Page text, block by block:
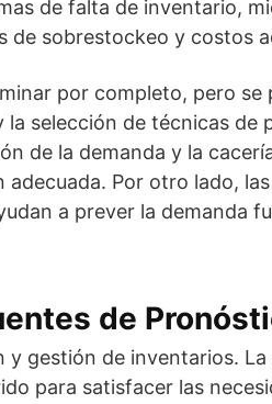
de falta de inventario,
de sobrestockeo y costos
por completo, pero se
selección de técnicas de
de la demanda y la
Por otro lado,
a prever la demanda
de
gestión de inventarios. La
para satisfacer las